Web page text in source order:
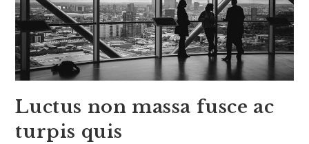
Luctus non massa fusce ac
turpis quis